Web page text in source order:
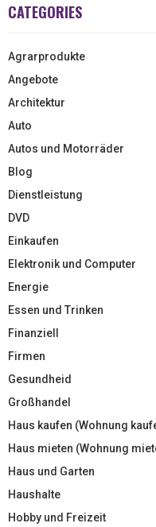
CATEGORIES
Agrarprodukte
Angebote
Architektur
Auto
Autos und Motorräder
Blog
Dienstleistung
DVD
Einkaufen
Elektronik und Computer
Energie
Essen und Trinken
Finanziell
Firmen
Gesundheid
Großhandel
Haus kaufen (Wohnung
Haus mieten (Wohnung
Haus und Garten
Haushalte
Hobby und Freizeit